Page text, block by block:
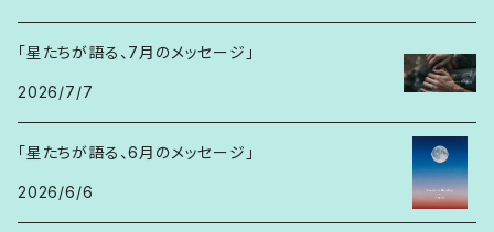
「星たちが語る、7月のメッセージ」
2026/7/7
「星たちが語る、6月のメッセージ」
2026/6/6